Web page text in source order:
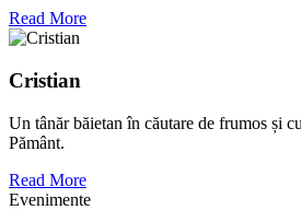
Read More
Cristian
Un tânăr băietan în căutare de frumos și
Pământ.
Read More
Evenimente